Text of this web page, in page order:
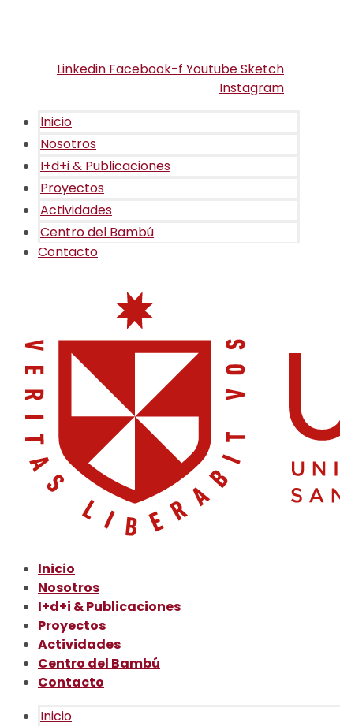
Linkedin Facebook-f YoutubeSketch
Instagram
Inicio
Nosotros
I+d+i & Publicaciones
Proyectos
Actividades
Centro del Bambú
Contacto
Inicio
Nosotros
I+d+i & Publicaciones
Proyectos
Actividades
Centro del Bambú
Contacto
Inicio